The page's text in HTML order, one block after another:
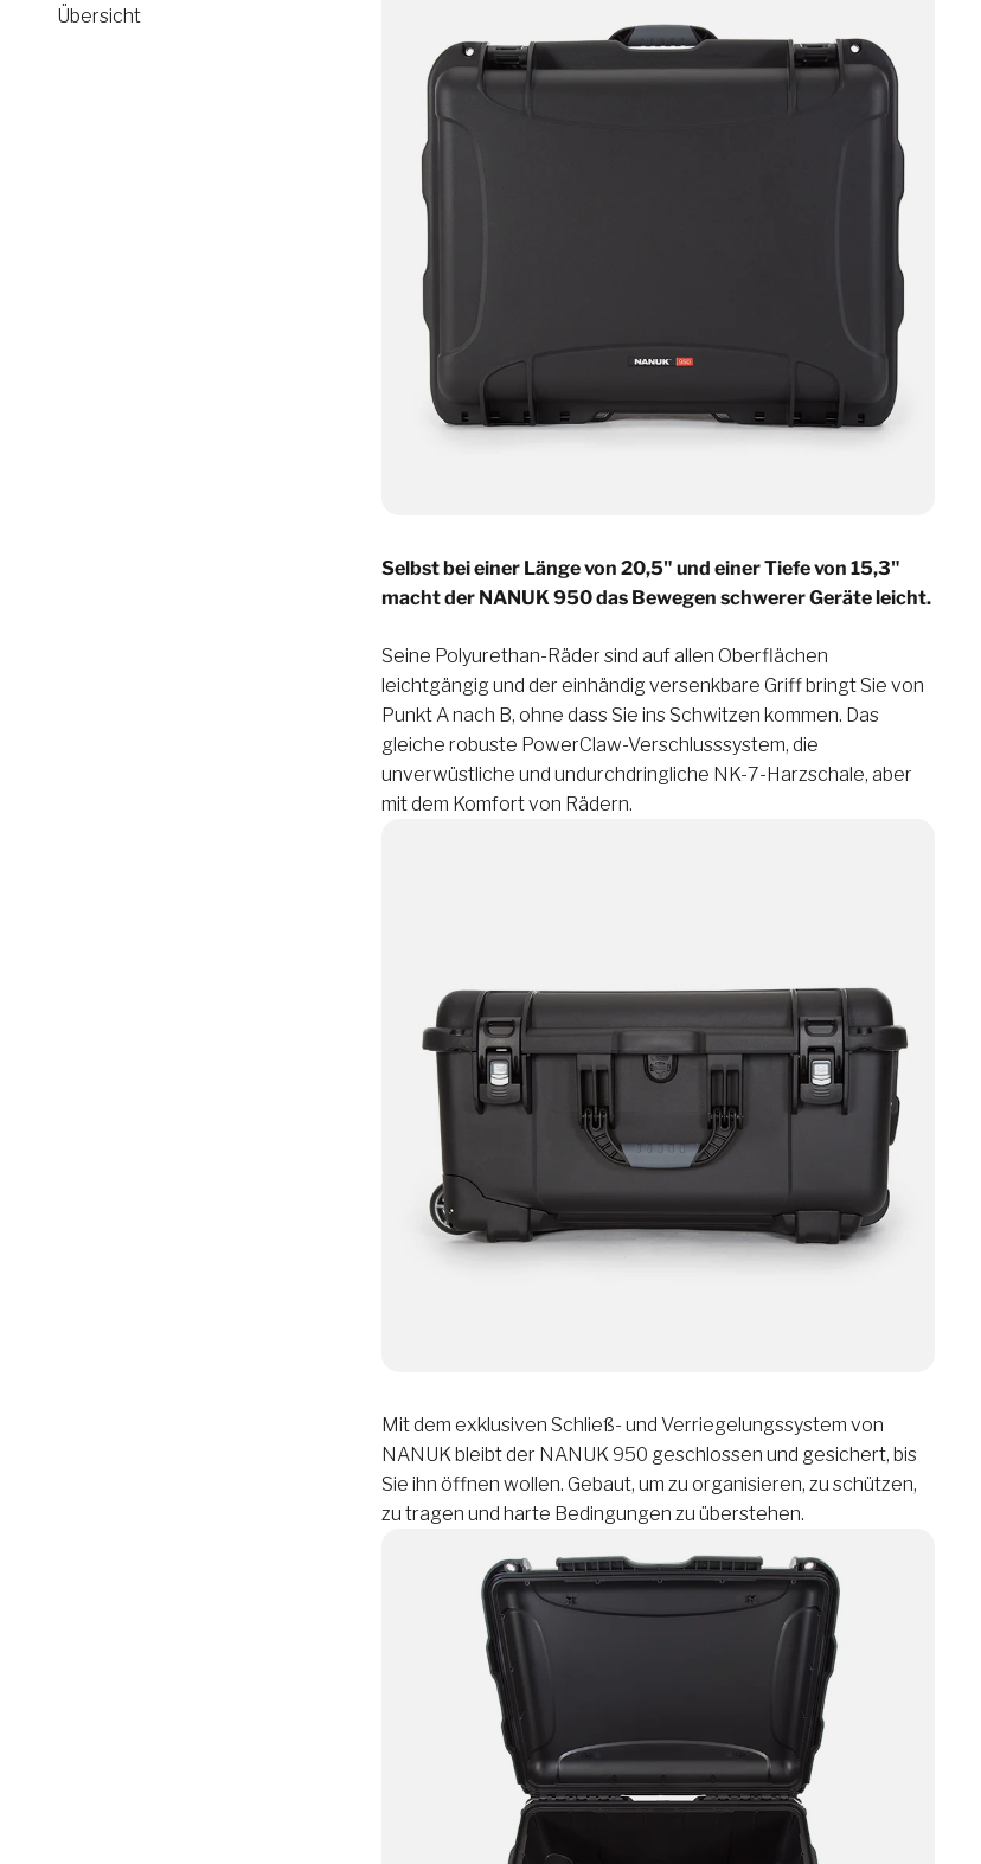
Übersicht
Selbst bei einer Länge von 20,5" und einer Tiefe von 15,3"
macht der NANUK 950 das Bewegen schwerer Geräte leicht.
Seine Polyurethan-Räder sind auf allen Oberflächen
leichtgängig und der einhändig versenkbare Griff bringt Sie von
Punkt A nach B, ohne dass Sie ins Schwitzen kommen. Das
gleiche robuste PowerClaw-Verschlusssystem, die
unverwüstliche und undurchdringliche NK-7-Harzschale, aber
mit dem Komfort von Rädern.
Mit dem exklusiven Schließ- und Verriegelungssystem von
NANUK bleibt der NANUK 950 geschlossen und gesichert, bis
Sie ihn öffnen wollen. Gebaut, um zu organisieren, zu schützen,
zu tragen und harte Bedingungen zu überstehen.